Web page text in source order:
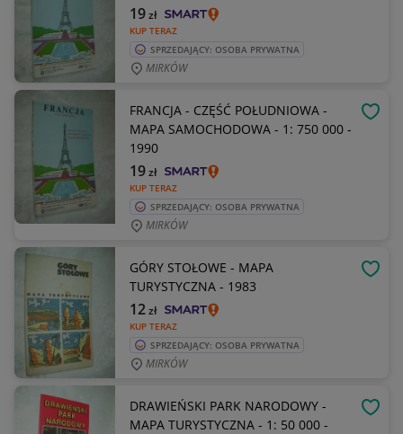
KUP TERAZ
19zł
SPRZEDAJĄCY: OSOBA PRYWATNA
MIRKÓW
FRANCJA - CZĘŚĆ POŁUDNIOWA -
MAPA SAMOCHODOWA - 1: 750 000 -
1990
KUP TERAZ
19zł
SPRZEDAJĄCY: OSOBA PRYWATNA
MIRKÓW
GÓRY STOŁOWE - MAPA
TURYSTYCZNA - 1983
KUP TERAZ
12zł
SPRZEDAJĄCY: OSOBA PRYWATNA
MIRKÓW
DRAWIEŃSKI PARK NARODOWY -
MAPA TURYSTYCZNA - 1: 50 000 -